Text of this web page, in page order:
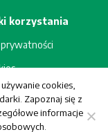
korzystania
cookies,
Zapoznaj się z
informacje